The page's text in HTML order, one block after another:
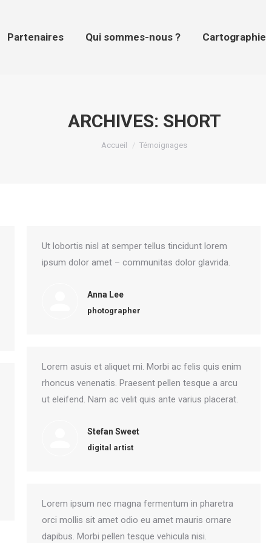
Partenaires Qui sommes-nous ? Cartographie
ARCHIVES: SHORT
Vous êtes ici :
Accueil Témoignages
Ut lobortis nisl at semper tellus tincidunt lorem
ipsum dolor amet – communitas dolor glavrida.
Anna Lee
photographer
Lorem asuis et aliquet mi. Morbi ac felis quis enim
rhoncus venenatis. Praesent pellen tesque a arcu
ut eleifend. Nam ac velit quis ante varius placerat.
Stefan Sweet
digital artist
Lorem ipsum nec magna fermentum in pharetra
orci mollis sit amet odio eu amet mauris ornare
dapibus. Morbi pellen tesque vehicula nisi.